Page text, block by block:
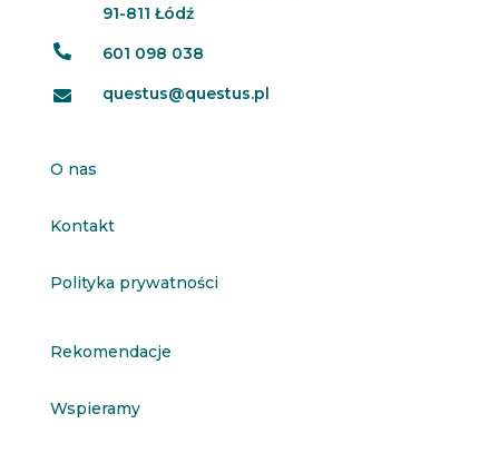
91-811 Łódź
 601 098 038
 questus@questus.pl
O nas
Kontakt
Polityka prywatności
Rekomendacje
Wspieramy